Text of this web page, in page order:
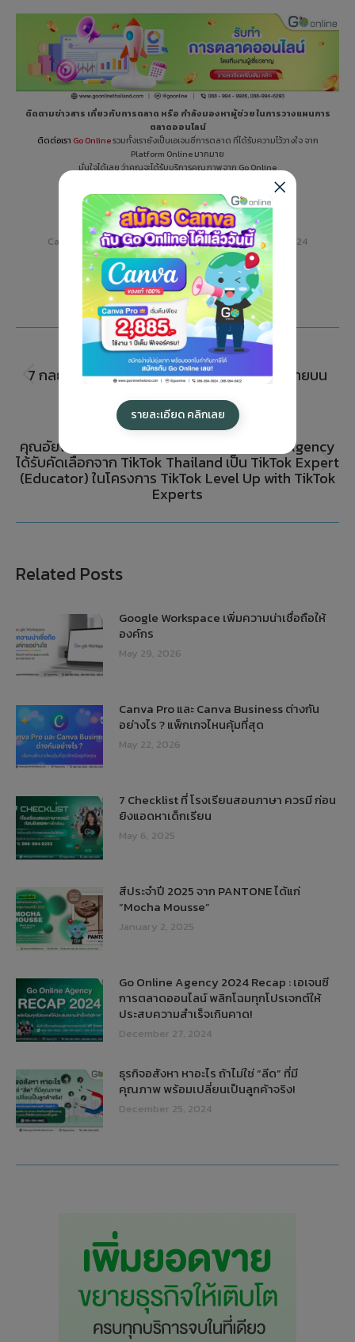
ติดตามข่าวสาร เกี่ยวกับการตลาด หรือ กำลังมองหาผู้ช่วย ในการวางแผนการ
ตลาดออนไลน์
ติดต่อเรา Go Onlineรวมทั้งเรายังเป็นเอเจนซี่การตลาด ที่ได้รับความไว้วางใจ จาก
Platform Online มากมาย
มั่นใจได้เลย ว่าคุณจะได้รับบริการคุณภาพจาก Go Online
Category:Lifestyle ByNannapat J.
March 24, 2024
Tags:
ธุรกิจคลินิกความงาม
PREVIOUS
7 กลยุทธ์ สำหรับจัดการร้านอาหารให้เพิ่มยอดขายบน
NEXT
คุณอัยพัชร วรรคาวิสันต์ CEO ของ Go Online Agency
ได้รับคัดเลือกจาก TikTok Thailand เป็น TikTok Expert
(Educator) ในโครงการ TikTok Level Up with TikTok
Experts
Related Posts
Google Workspace เพิ่มความน่าเชื่อถือให้
องค์กร
May 29, 2026
Canva Pro และ Canva Business ต่างกัน
อย่างไร ? แพ็กเกจไหนคุ้มที่สุด
May 22, 2026
7 Checklist ที่ โรงเรียนสอนภาษา ควรมี ก่อน
ยิงแอดหาเด็กเรียน
May 6, 2025
สีประจำปี 2025 จาก PANTONE ได้แก่
“Mocha Mousse”
January 2, 2025
Go Online Agency 2024 Recap : เอเจนซี
การตลาดออนไลน์ พลิกโฉมทุกโปรเจกต์ให้
ประสบความสำเร็จเกินคาด!
December 27, 2024
ธุรกิจอสังหา หาอะไร ถ้าไม่ใช่ “ลีด” ที่มี
คุณภาพ พร้อมเปลี่ยนเป็นลูกค้าจริง!
December 25, 2024
รายละเอียด คลิกเลย